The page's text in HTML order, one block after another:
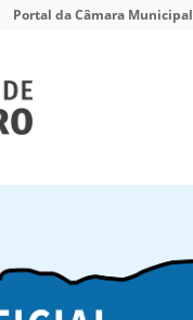
Portal da Câmara Municipal